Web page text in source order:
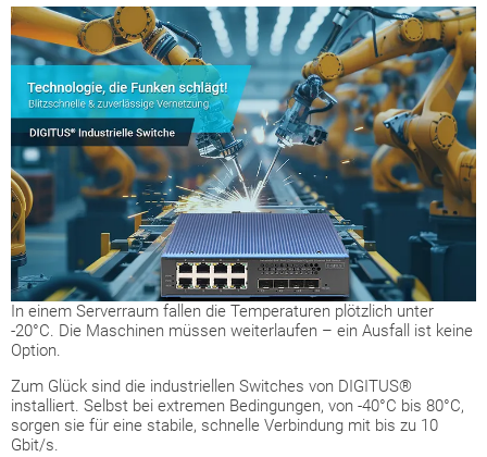
In einem Serverraum fallen die Temperaturen plötzlich unter
-20°C. Die Maschinen müssen weiterlaufen – ein Ausfall ist keine
Option.
Zum Glück sind die industriellen Switches von DIGITUS®
installiert. Selbst bei extremen Bedingungen, von -40°C bis 80°C,
sorgen sie für eine stabile, schnelle Verbindung mit bis zu 10
Gbit/s.